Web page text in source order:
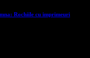
Rochiile cu imprimeuri